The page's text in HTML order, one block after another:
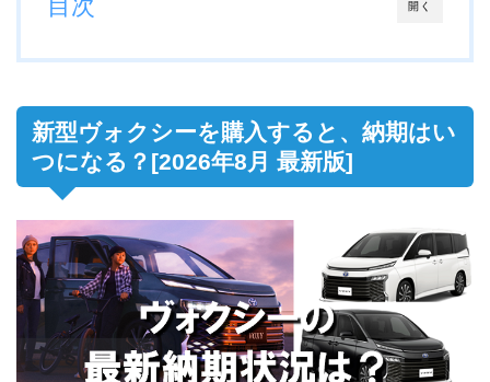
開く
目次
新型ヴォクシーを購入すると、納期はい
つになる？[2026年8月 最新版]